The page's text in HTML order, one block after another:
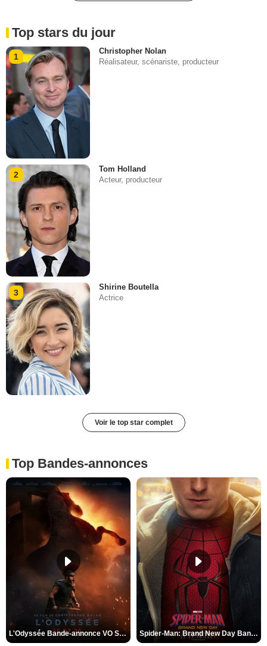
Top stars du jour
1
Christopher Nolan
Réalisateur, scénariste, producteur
2
Tom Holland
Acteur, producteur
3
Shirine Boutella
Actrice
Voir le top star complet
Top Bandes-annonces
L'Odyssée Bande-annonce VO STFR Spider-Man: Brand New Day Bande-annonce VO STFR